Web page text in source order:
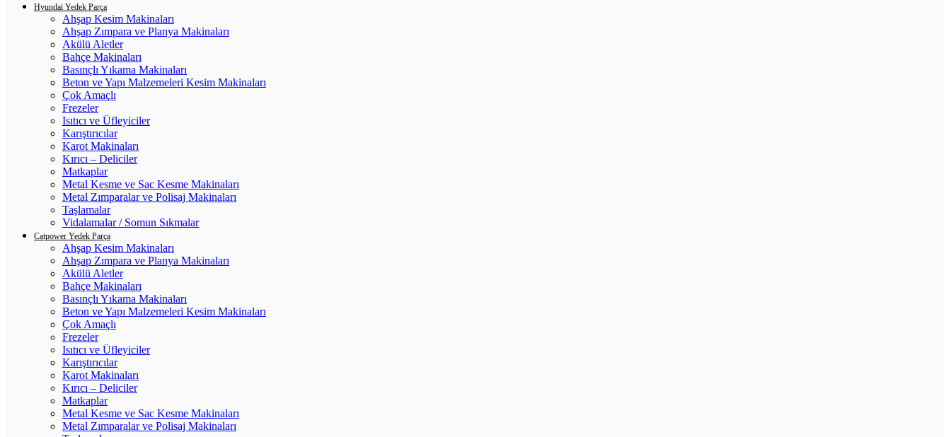
Hyundai Yedek Parça
Ahşap Kesim Makinaları
Ahşap Zımpara ve Planya Makinaları
Akülü Aletler
Bahçe Makinaları
Basınçlı Yıkama Makinaları
Beton ve Yapı Malzemeleri Kesim Makinaları
Çok Amaçlı
Frezeler
Isıtıcı ve Üfleyiciler
Karıştırıcılar
Karot Makinaları
Kırıcı – Deliciler
Matkaplar
Metal Kesme ve Sac Kesme Makinaları
Metal Zımparalar ve Polisaj Makinaları
Taşlamalar
Vidalamalar / Somun Sıkmalar
Catpower Yedek Parça
Ahşap Kesim Makinaları
Ahşap Zımpara ve Planya Makinaları
Akülü Aletler
Bahçe Makinaları
Basınçlı Yıkama Makinaları
Beton ve Yapı Malzemeleri Kesim Makinaları
Çok Amaçlı
Frezeler
Isıtıcı ve Üfleyiciler
Karıştırıcılar
Karot Makinaları
Kırıcı – Deliciler
Matkaplar
Metal Kesme ve Sac Kesme Makinaları
Metal Zımparalar ve Polisaj Makinaları